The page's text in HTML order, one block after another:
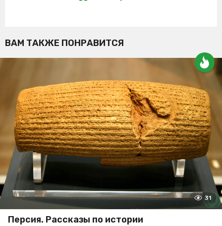
ВАМ ТАКЖЕ ПОНРАВИТСЯ
31
Персия. Рассказы по истории